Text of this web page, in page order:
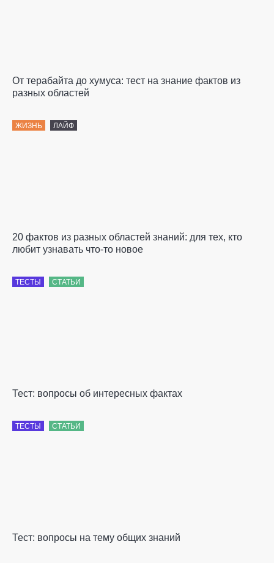
От терабайта до хумуса: тест на знание фактов из
разных областей
ЖИЗНЬ ЛАЙФ
20 фактов из разных областей знаний: для тех, кто
любит узнавать что-то новое
ТЕСТЫ СТАТЬИ
Тест: вопросы об интересных фактах
ТЕСТЫ СТАТЬИ
Тест: вопросы на тему общих знаний